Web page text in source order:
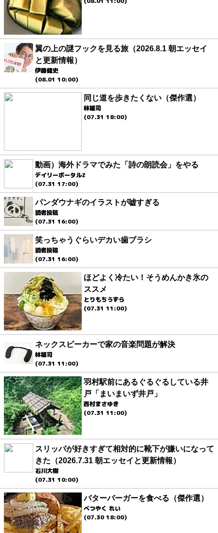
翼の上の謎フックを見る旅（2026.8.1 朝エッセイ
と更新情報）
伊藤健史
(08.01 10:00)
同じ道を歩きたくない（傑作選）
林雄司
(07.31 18:00)
動画）海外ドラマでみた「詩の朗読会」をやる
デイリーポータルZ
(07.31 17:00)
パンダウナギのイラストが嘘すぎる
読者投稿
(07.31 16:00)
笑っちゃうぐらいデカい歯ブラシ
読者投稿
(07.31 16:00)
ほどよく冷たい！そうめんかき氷の
ススメ
とりもちうずら
(07.31 11:00)
ネックスピーカーで家の音楽問題が解決
林雄司
(07.31 11:00)
羽村駅前にあるぐるぐるしている井
戸「まいまいず井戸」
西村まさゆき
(07.31 11:00)
スリッパが好きすぎて相対的に靴下が嫌いになって
きた（2026.7.31 朝エッセイと更新情報）
石川大樹
(07.31 10:00)
バターバーガーを食べる（傑作選）
べつやく れい
(07.30 18:00)